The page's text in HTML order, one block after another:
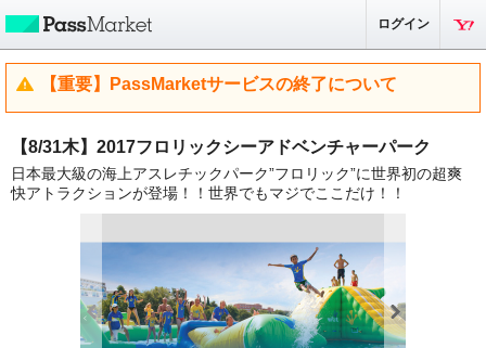
ログイン
【重要】PassMarketサービスの終了について
【8/31木】2017フロリックシーアドベンチャーパーク
日本最大級の海上アスレチックパーク”フロリック”に世界初の超爽
快アトラクションが登場！！世界でもマジでここだけ！！